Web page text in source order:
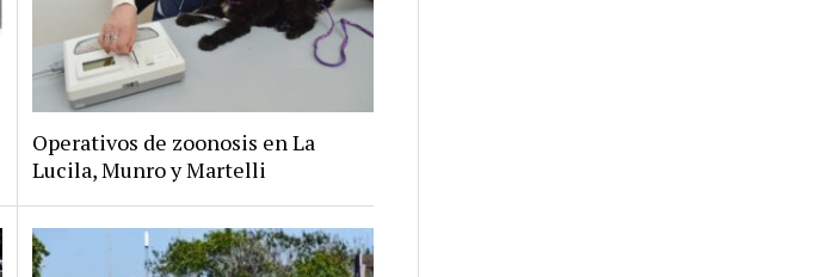
Operativos de zoonosis en La
Lucila, Munro y Martelli